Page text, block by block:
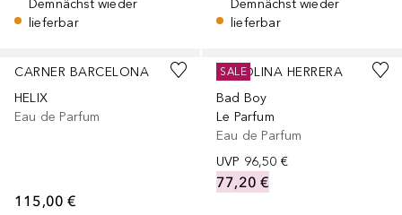
Demnächst wieder
lieferbar
Demnächst wieder
lieferbar
CARNER BARCELONA
HELIX
Eau de Parfum
115,00 €
CAROLINA HERRERA
Bad Boy
Le Parfum
Eau de Parfum
UVP 96,50 €
77,20 €
SALE